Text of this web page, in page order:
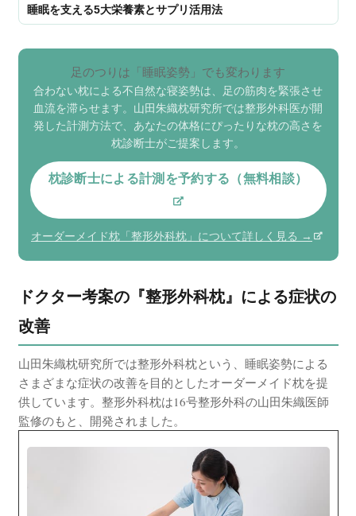
睡眠を支える5大栄養素とサプリ活用法
足のつりは「睡眠姿勢」でも変わります
合わない枕による不自然な寝姿勢は、足の筋肉を緊張させ
血流を滞らせます。山田朱織枕研究所では整形外科医が開
発した計測方法で、あなたの体格にぴったりな枕の高さを
枕診断士がご提案します。
枕診断士による計測を予約する（無料相談）
オーダーメイド枕「整形外科枕」について詳しく見る →
ドクター考案の『整形外科枕』による症状の
改善
山田朱織枕研究所では整形外科枕という、睡眠姿勢による
さまざまな症状の改善を目的としたオーダーメイド枕を提
供しています。整形外科枕は16号整形外科の山田朱織医師
監修のもと、開発されました。